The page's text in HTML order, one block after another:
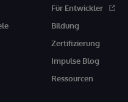
Für Entwickler
Bildung
Zertifizierung
Impulse Blog
Ressourcen